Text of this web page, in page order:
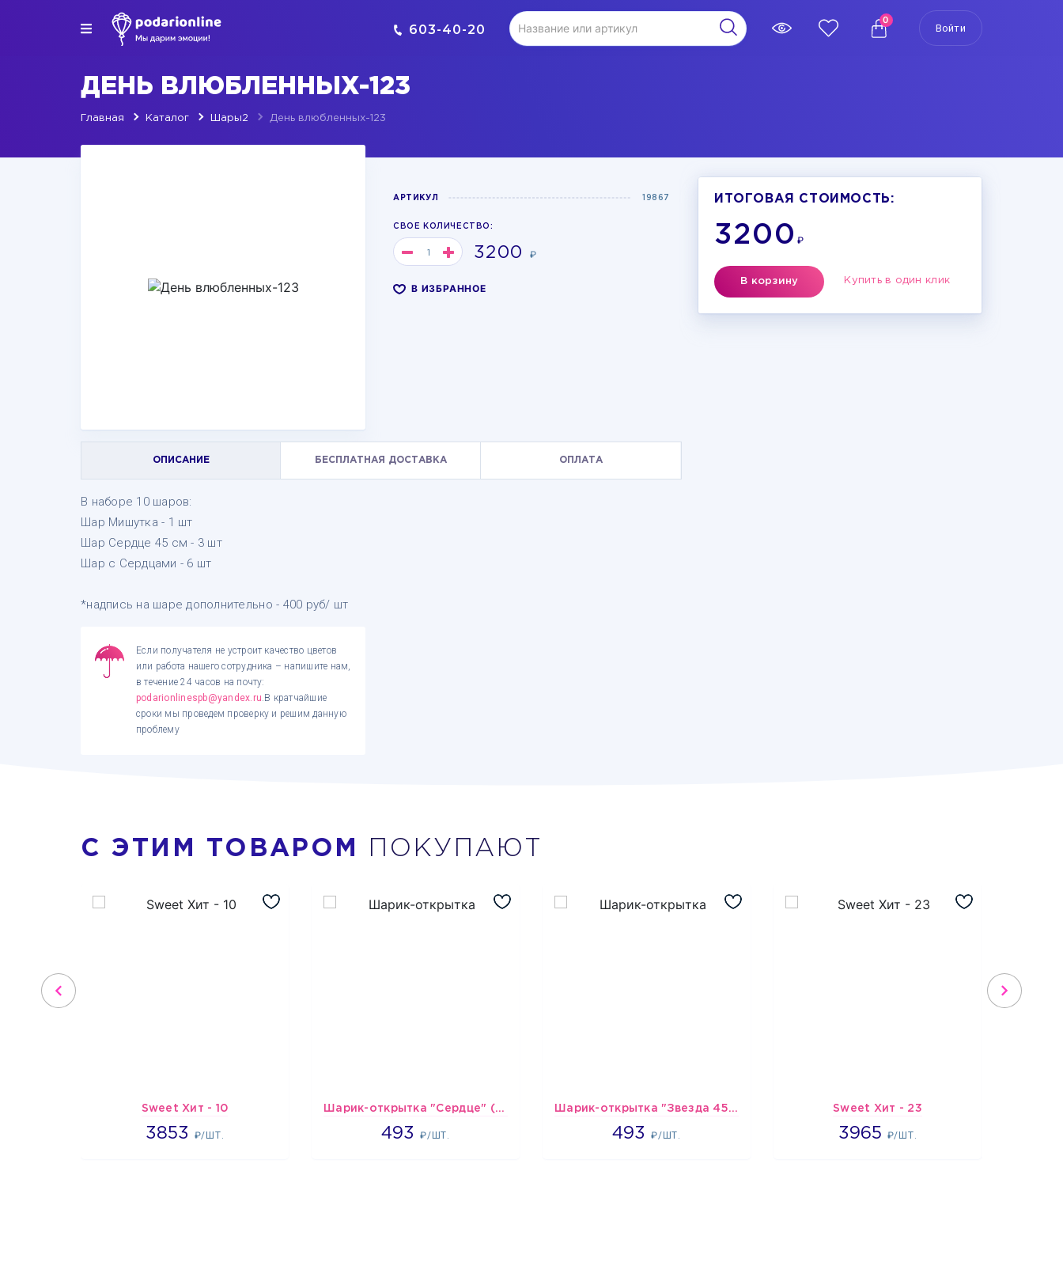
603-40-20
0
Войти
ДЕНЬ ВЛЮБЛЕННЫХ-123
Главная Каталог Шары2 День влюбленных-123
АРТИКУЛ 19867
СВОЕ КОЛИЧЕСТВО:
3200 ₽
В ИЗБРАННОЕ
ОПИСАНИЕ БЕСПЛАТНАЯ ДОСТАВКА ОПЛАТА
В наборе 10 шаров:
Шар Мишутка - 1 шт
Шар Сердце 45 см - 3 шт
Шар с Сердцами - 6 шт
*надпись на шаре дополнительно - 400 руб/ шт
Если получателя не устроит качество цветов
или работа нашего сотрудника – напишите нам,
в течение 24 часов на почту:
podarionlinespb@yandex.ru.В кратчайшие
сроки мы проведем проверку и решим данную
проблему
ИТОГОВАЯ СТОИМОСТЬ:
3200 ₽
В корзину Купить в один клик
С ЭТИМ ТОВАРОМ ПОКУПАЮТ
Sweet Хит - 10
3853 ₽/ШТ.
3853 Шарик-открытка "Сердце" (45 см) - 2
493₽/ШТ.
493 Шарик-открытка "Звезда 45 см" №1
493₽/ШТ.
493 Sweet Хит - 23
3965 ₽/ШТ.
3965